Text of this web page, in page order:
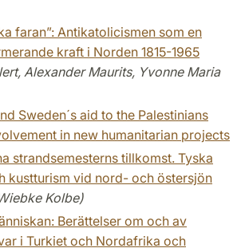
faran”: Antikatolicismen som en
kraft i Norden 1815-1965
Alexander Maurits, Yvonne Maria
Sweden´s aid to the Palestinians
in new humanitarian projects
strandsemesterns tillkomst. Tyska
kustturism vid nord- och östersjön
Kolbe)
Berättelser om och av
i Turkiet och Nordafrika och